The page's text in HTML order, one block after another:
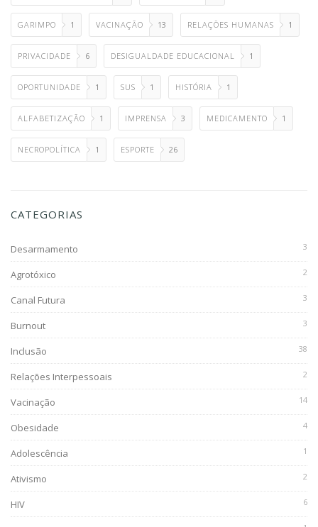
GARIMPO 1 VACINAÇÃO 13 RELAÇÕES HUMANAS 1
PRIVACIDADE 6 DESIGUALDADE EDUCACIONAL 1
OPORTUNIDADE 1 SUS 1 HISTÓRIA 1
ALFABETIZAÇÃO 1 IMPRENSA 3 MEDICAMENTO 1
NECROPOLÍTICA 1 ESPORTE 26
CATEGORIAS
Desarmamento 3
Agrotóxico 2
Canal Futura 3
Burnout 3
Inclusão 38
Relações Interpessoais 2
Vacinação 14
Obesidade 4
Adolescência 1
Ativismo 2
HIV 6